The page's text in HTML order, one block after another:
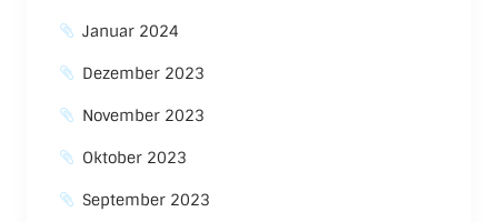
Januar 2024
Dezember 2023
November 2023
Oktober 2023
September 2023